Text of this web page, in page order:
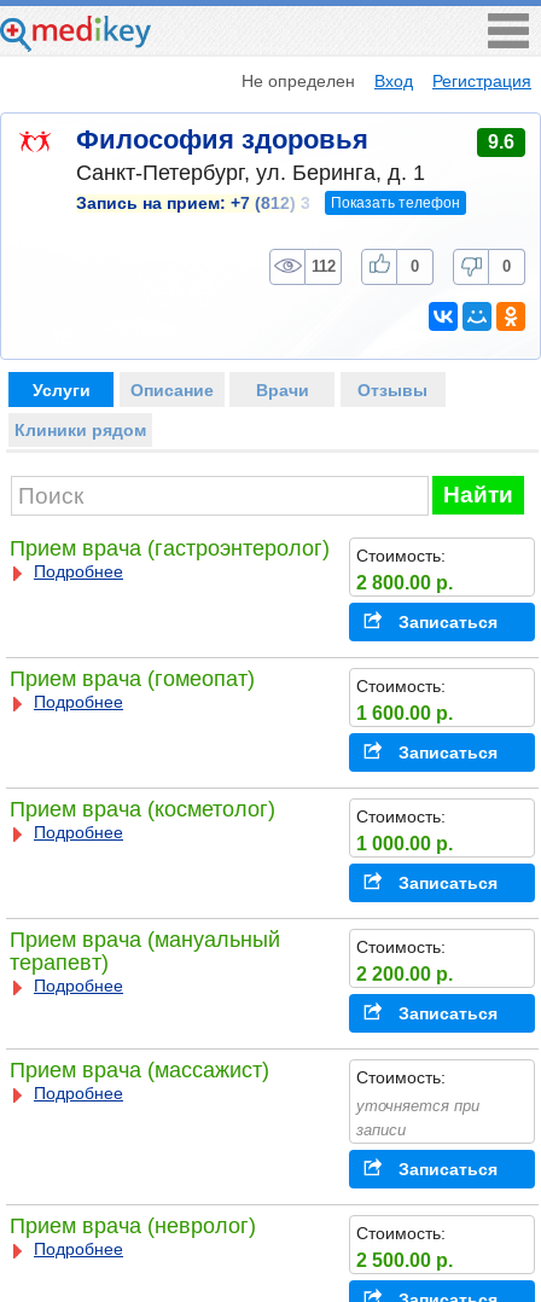
Не определен Вход Регистрация
Философия здоровья 9.6
Санкт-Петербург, ул. Беринга, д. 1
Запись на прием: +7 (812) 3 Показать телефон
112 0 0
Услуги Описание Врачи Отзывы
Клиники рядом
Найти
Прием врача (гастроэнтеролог)
Подробнее
Стоимость:
2 800.00 р.
Записаться
Прием врача (гомеопат)
Подробнее
Стоимость:
1 600.00 р.
Записаться
Прием врача (косметолог)
Подробнее
Стоимость:
1 000.00 р.
Записаться
Прием врача (мануальный
терапевт)
Подробнее
Стоимость:
2 200.00 р.
Записаться
Прием врача (массажист)
Подробнее
Стоимость:
уточняется при
записи
Записаться
Прием врача (невролог)
Подробнее
Стоимость:
2 500.00 р.